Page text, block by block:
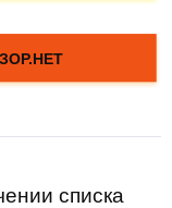
списка